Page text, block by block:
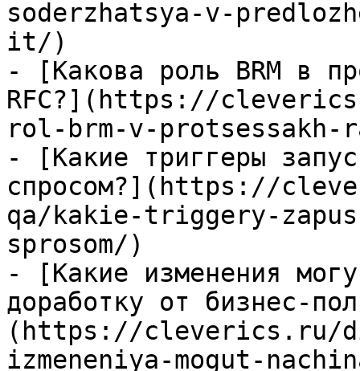
soderzhatsya-v-
it/)
- [Какова роль BRM в
RFC?](https://
rol-brm-v-
- [Какие триггеры
спросом?](https://
qa/kakie-triggery-
sprosom/)
- [Какие изменения
доработку от бизнес-
(https://cleverics.ru/
izmeneniya-mogut-